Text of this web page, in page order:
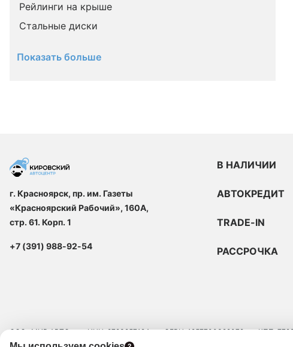
Рейлинги на крыше
Стальные диски
Показать больше
г. Красноярск, пр. им. Газеты
«Красноярский Рабочий», 160А,
стр. 61. Корп. 1
+7 (391) 988-92-54
В НАЛИЧИИ
АВТОКРЕДИТ
TRADE-IN
РАССРОЧКА
ООО «МИР АВТО» ИНН: 9723257124 ОГРН: 1257700329072
КПП: